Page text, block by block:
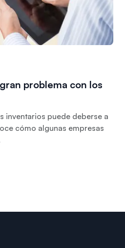
problema con los
inventarios puede deberse a
cómo algunas empresas